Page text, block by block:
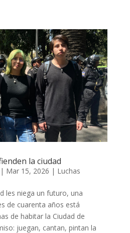
la ciudad
| Mar 15, 2026 | Luchas
les niega un futuro, una
de cuarenta años está
de habitar la Ciudad de
juegan, cantan, pintan la